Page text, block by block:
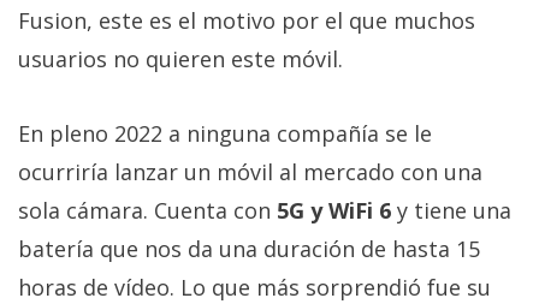
Legal
comunicación
digital donde
encontrarás
noticias sobre
tecnología,
móviles,
ordenadores,
Fusion, este es el motivo por el que muchos
usuarios no quieren este móvil.
En pleno 2022 a ninguna compañía se le
ocurriría lanzar un móvil al mercado con una
sola cámara. Cuenta con 5G y WiFi 6 y tiene una
batería que nos da una duración de hasta 15
horas de vídeo. Lo que más sorprendió fue su